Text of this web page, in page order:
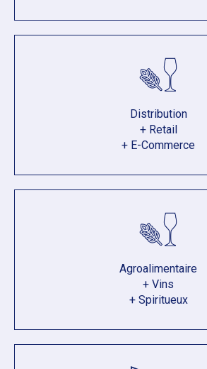
Distribution
+ Retail
+ E-Commerce
Agroalimentaire
+ Vins
+ Spiritueux